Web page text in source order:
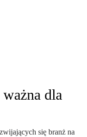
dla
się branż na